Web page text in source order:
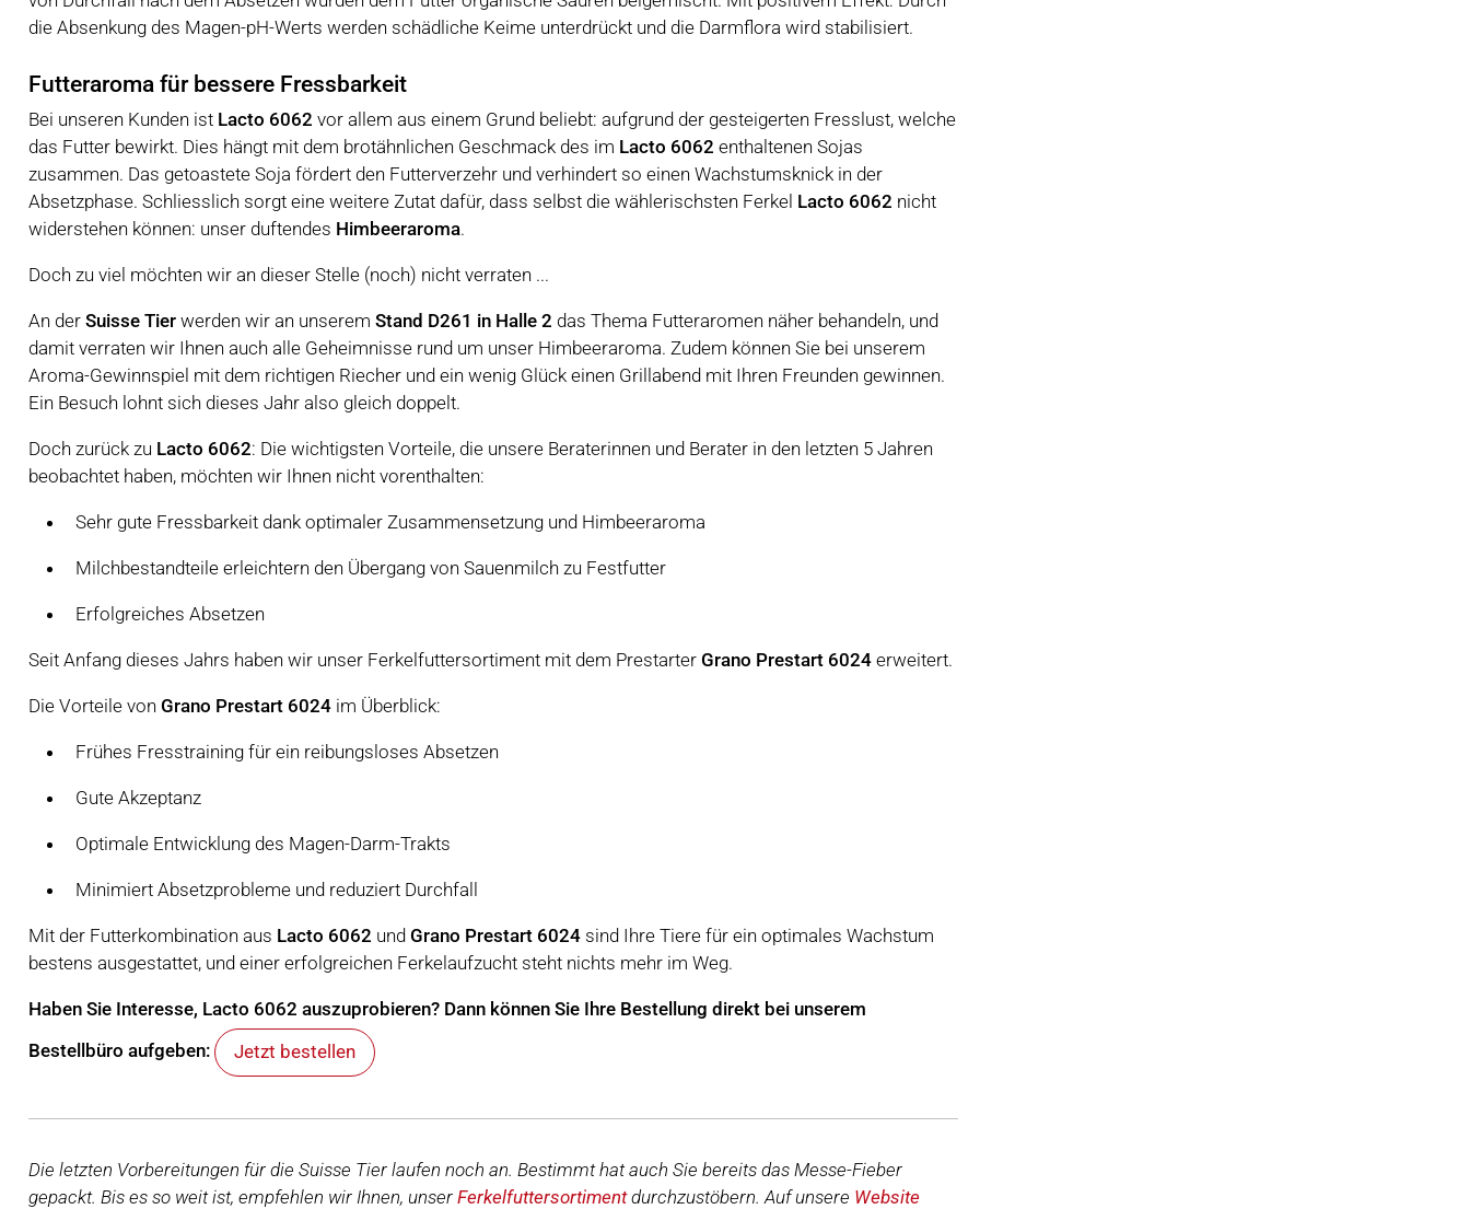
die Absenkung des Magen-pH-Werts werden schädliche Keime unterdrückt und die Darmflora wird stabilisiert.
Futteraroma für bessere Fressbarkeit
Bei unseren Kunden ist Lacto 6062 vor allem aus einem Grund beliebt: aufgrund der gesteigerten Fresslust, welche
das Futter bewirkt. Dies hängt mit dem brotähnlichen Geschmack des im Lacto 6062 enthaltenen Sojas
zusammen. Das getoastete Soja fördert den Futterverzehr und verhindert so einen Wachstumsknick in der
Absetzphase. Schliesslich sorgt eine weitere Zutat dafür, dass selbst die wählerischsten Ferkel Lacto 6062 nicht
widerstehen können: unser duftendes Himbeeraroma.
Doch zu viel möchten wir an dieser Stelle (noch) nicht verraten ...
An der Suisse Tier werden wir an unserem Stand D261 in Halle 2 das Thema Futteraromen näher behandeln, und
damit verraten wir Ihnen auch alle Geheimnisse rund um unser Himbeeraroma. Zudem können Sie bei unserem
Aroma-Gewinnspiel mit dem richtigen Riecher und ein wenig Glück einen Grillabend mit Ihren Freunden gewinnen.
Ein Besuch lohnt sich dieses Jahr also gleich doppelt.
Doch zurück zu Lacto 6062: Die wichtigsten Vorteile, die unsere Beraterinnen und Berater in den letzten 5 Jahren
beobachtet haben, möchten wir Ihnen nicht vorenthalten:
Sehr gute Fressbarkeit dank optimaler Zusammensetzung und Himbeeraroma
Milchbestandteile erleichtern den Übergang von Sauenmilch zu Festfutter
Erfolgreiches Absetzen
Seit Anfang dieses Jahrs haben wir unser Ferkelfuttersortiment mit dem Prestarter Grano Prestart 6024 erweitert.
Die Vorteile von Grano Prestart 6024 im Überblick:
Frühes Fresstraining für ein reibungsloses Absetzen
Gute Akzeptanz
Optimale Entwicklung des Magen-Darm-Trakts
Minimiert Absetzprobleme und reduziert Durchfall
Mit der Futterkombination aus Lacto 6062 und Grano Prestart 6024 sind Ihre Tiere für ein optimales Wachstum
bestens ausgestattet, und einer erfolgreichen Ferkelaufzucht steht nichts mehr im Weg.
Haben Sie Interesse, Lacto 6062 auszuprobieren? Dann können Sie Ihre Bestellung direkt bei unserem
Bestellbüro aufgeben:
Jetzt bestellen
Die letzten Vorbereitungen für die Suisse Tier laufen noch an. Bestimmt hat auch Sie bereits das Messe-Fieber
gepackt. Bis es so weit ist, empfehlen wir Ihnen, unser Ferkelfuttersortimentdurchzustöbern. Auf unsere Website